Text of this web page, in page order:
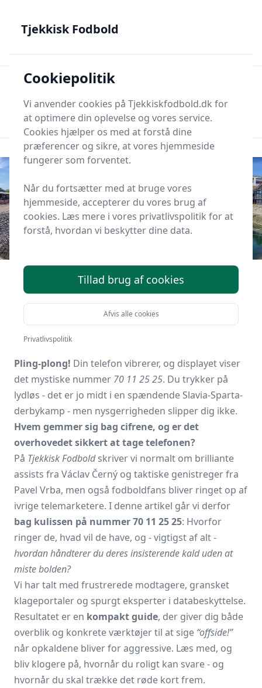
dansk
Søg nu
70112525 - Hvem ringer
fra dette nummer?
Tjekkiskfodbold.dkiMere om Tjekkiet den1.
november 2025
Pling-plong! Din telefon vibrerer, og displayet viser
det mystiske nummer 70 11 25 25. Du trykker på
lydløs - det er jo midt i en spændende Slavia-Sparta-
derbykamp - men nysgerrigheden slipper dig ikke.
Hvem gemmer sig bag cifrene, og er det
overhovedet sikkert at tage telefonen?
På Tjekkisk Fodboldskriver vi normalt om brilliante
assists fra Václav Černý og taktiske genistreger fra
Pavel Vrba, men også fodboldfans bliver ringet op af
ivrige telemarketere. I denne artikel går vi derfor
bag kulissen på nummer 70 11 25 25: Hvorfor
ringer de, hvad vil de have, og - vigtigst af alt -
hvordan håndterer du deres insisterende kald uden at
miste bolden?
Vi har talt med frustrerede modtagere, gransket
klageportaler og spurgt eksperter i databeskyttelse.
Resultatet er en kompakt guide, der giver dig både
overblik og konkrete værktøjer til at sige “offside!”
når opkaldene bliver for aggressive. Læs med, og
bliv klogere på, hvornår du roligt kan svare - og
hvornår du skal trække det røde kort frem.
Tjekkisk Fodbold
Cookiepolitik
Vi anvender cookies på Tjekkiskfodbold.dk for
at optimere din oplevelse og vores service.
Cookies hjælper os med at forstå dine
præferencer og sikre, at vores hjemmeside
fungerer som forventet.
Når du fortsætter med at bruge vores
hjemmeside, accepterer du vores brug af
cookies. Læs mere i vores privatlivspolitik for at
forstå, hvordan vi beskytter dine data.
Tillad brug af cookies
Afvis alle cookies
Privatlivspolitik